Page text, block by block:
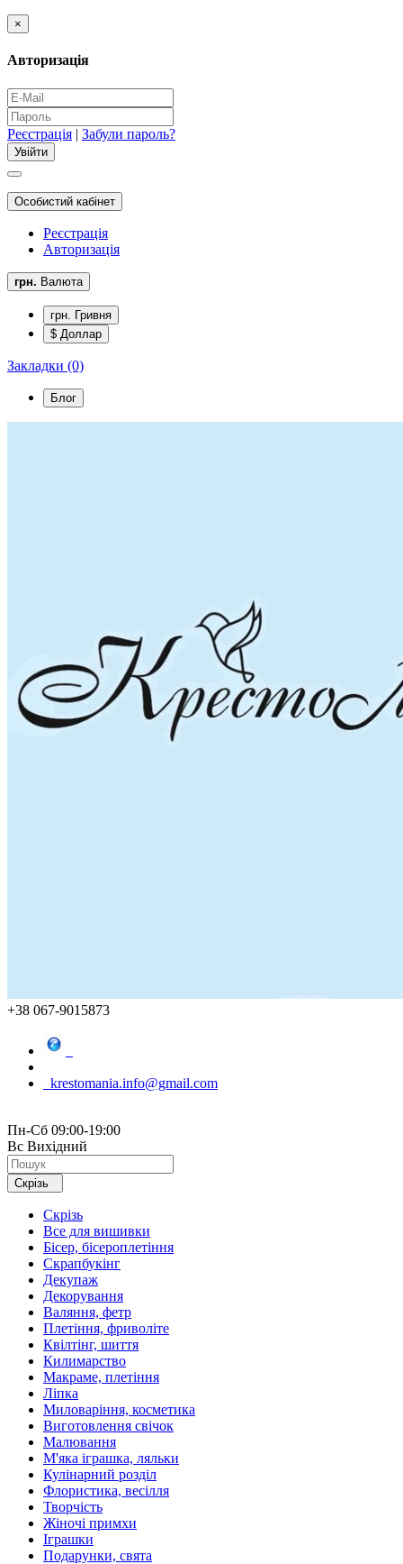
×
Авторизація
Реєстрація | Забули пароль?
Особистий кабінет
Реєстрація
Авторизація
грн. Валюта
грн. Гривня
$ Доллар
Закладки (0)
Блог
+38 067-9015873
krestomania.info@gmail.com
Пн-Сб 09:00-19:00
Вс Вихідний
Скрізь
Скрізь
Все для вишивки
Бісер, бісероплетіння
Скрапбукінг
Декупаж
Декорування
Валяння, фетр
Плетіння, фриволіте
Квілтінг, шиття
Килимарство
Макраме, плетіння
Ліпка
Миловаріння, косметика
Виготовлення свічок
Малювання
М'яка іграшка, ляльки
Кулінарний розділ
Флористика, весілля
Творчість
Жіночі примхи
Іграшки
Подарунки, свята